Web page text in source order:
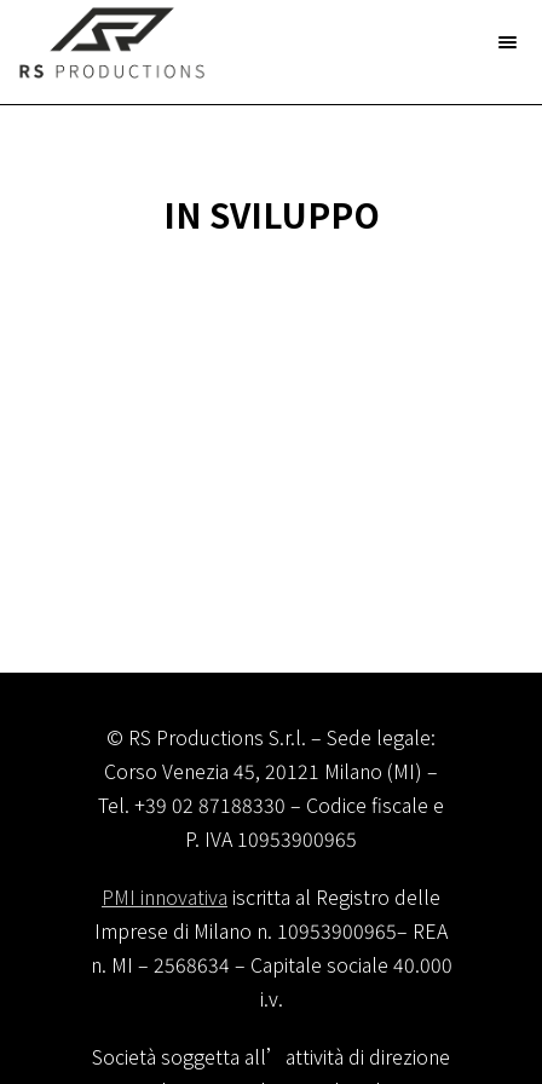
IN SVILUPPO
© RS Productions S.r.l. – Sede legale:
Corso Venezia 45, 20121 Milano (MI) –
Tel. +39 02 87188330 – Codice fiscale e
P. IVA 10953900965
PMI innovativa iscritta al Registro delle
Imprese di Milano n. 10953900965– REA
n. MI – 2568634 – Capitale sociale 40.000
i.v.
Società soggetta all’attività di direzione